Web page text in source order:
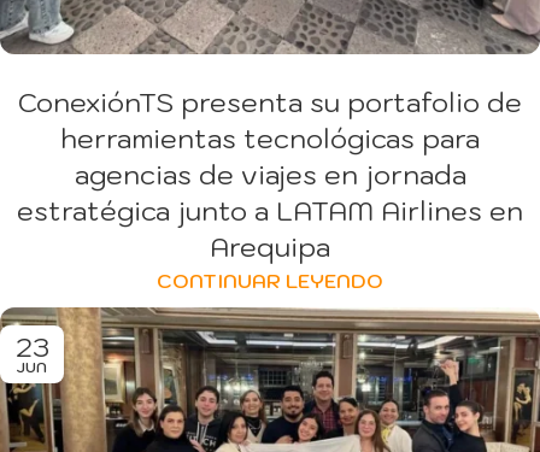
ConexiónTS presenta su portafolio de
herramientas tecnológicas para
agencias de viajes en jornada
estratégica junto a LATAM Airlines en
Arequipa
CONTINUAR LEYENDO
23
JUN